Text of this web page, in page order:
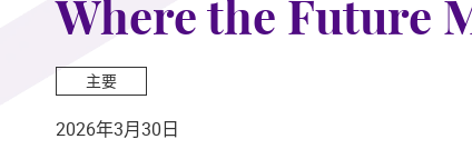
Where the Future
主要
2026年3月30日